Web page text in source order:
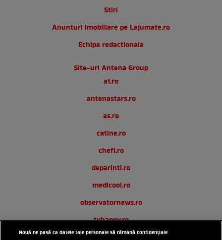
Stiri
Anunturi imobiliare pe Lajumate.ro
Echipa redactionala
Site-uri Antena Group
a1.ro
antenastars.ro
as.ro
catine.ro
chefi.ro
deparinti.ro
medicool.ro
observatornews.ro
tvhappy.ro
Nouă ne pasă ca datele tale personale să rămână confidențiale